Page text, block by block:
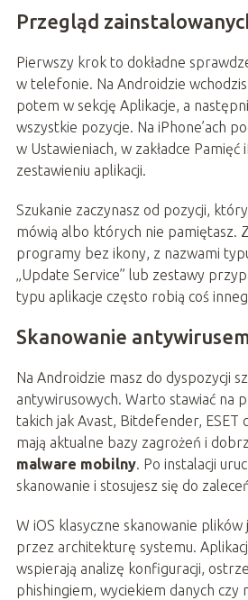
Przegląd
Pierwszy krok to dokładne
w telefonie. Na Androidzie
potem w sekcję Aplikacje, a
wszystkie pozycje. Na iPhone’ach
w Ustawieniach, w zakładce Pamięć
zestawieniu aplikacji.
Szukanie zaczynasz od pozycji,
mówią albo których nie pamiętasz.
programy bez ikony, z nazwami
„Update Service” lub zestawy
typu aplikacje często robią coś
Skanowanie
Na Androidzie masz do dyspozycji
antywirusowych. Warto stawiać na
takich jak Avast, Bitdefender, ESET
mają aktualne bazy zagrożeń i
malware mobilny. Po instalacji
skanowanie i stosujesz się do
W iOS klasyczne skanowanie
przez architekturę systemu.
wspierają analizę konfiguracji,
phishingiem, wyciekiem danych czy